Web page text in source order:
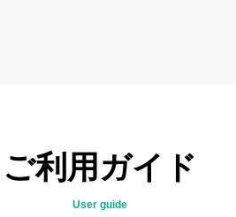
ご利用ガイド
User guide